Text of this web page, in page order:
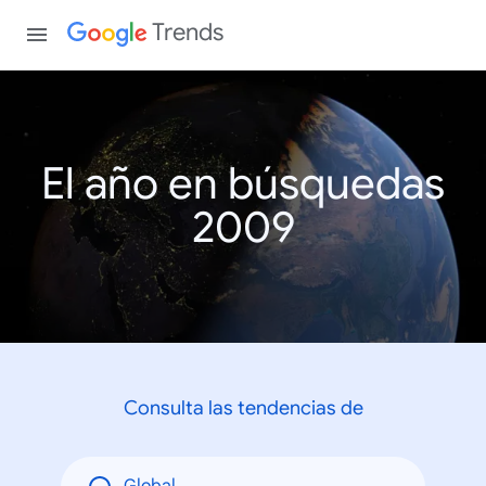
Trends
El año en búsquedas
2009
Consulta las tendencias de